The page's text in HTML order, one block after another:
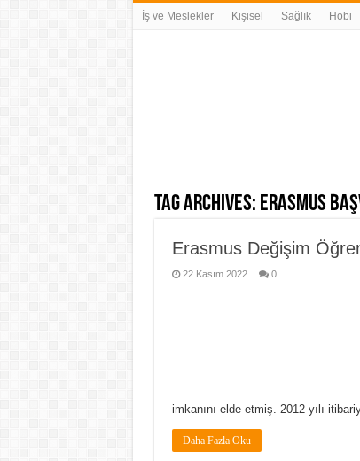
İş ve Meslekler Kişisel Sağlık Hobi
Tag Archives: erasmus
Erasmus Değişim
22 Kasım 2022 0
imkanını elde etmiş. 2012 yılı
Daha Fazla Oku